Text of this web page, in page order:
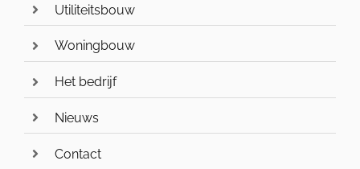
Utiliteitsbouw
Woningbouw
Het bedrijf
Nieuws
Contact